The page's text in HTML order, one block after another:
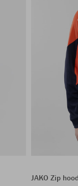
JAKO Zip